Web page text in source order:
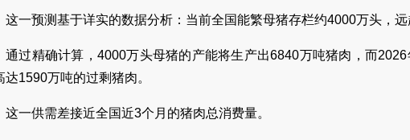
这一预测基于详实的数据分析：当前全国能繁母猪存栏约4000万头，远
通过精确计算，4000万头母猪的产能将生产出6840万吨猪肉，而
达1590万吨的过剩猪肉。
这一供需差接近全国近3个月的猪肉总消费量。